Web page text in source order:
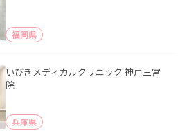
福岡県
いびきメディカルクリニック 神戸三宮
院
兵庫県